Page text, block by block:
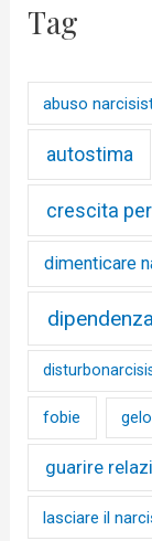
Tag
abuso
autostima
crescita
dimenticare
fobie
guarire
lasciare il